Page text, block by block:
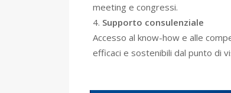
meeting e congressi.
Supporto consulenziale
Accesso al know-how e alle
efficaci e sostenibili dal punto di